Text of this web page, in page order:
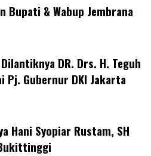
Bupati & Wabup Jembrana
DR. Drs. H. Teguh
Pj. Gubernur DKI Jakarta
Hani Syopiar Rustam, SH